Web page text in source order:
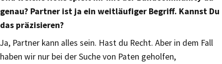
genau? Partner ist ja ein weitläufiger Begriff. Kannst Du
das präzisieren?
Ja, Partner kann alles sein. Hast du Recht. Aber in dem Fall
haben wir nur bei der Suche von Paten geholfen,